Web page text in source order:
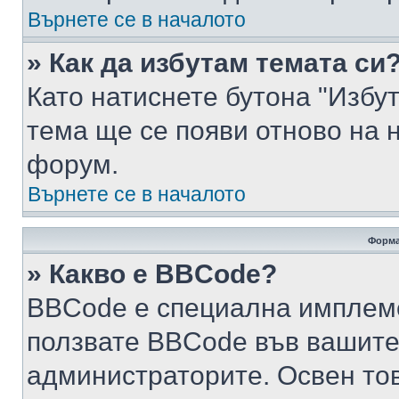
Върнете се в началото
» Как да избутам темата
Като натиснете бутона
тема ще се появи отново на
форум.
Върнете се в началото
» Какво е BBCode?
BBCode е специална
ползвате BBCode във
администраторите. Освен